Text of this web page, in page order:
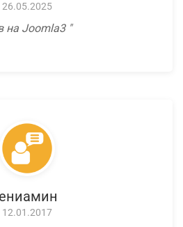
26.05.2025
на Joomla3
12.01.2017